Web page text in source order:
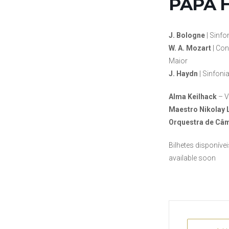
PAPA
J. Bologne |
W. A. Mozart |
Maior
J. Haydn |
Alma Keilhack –
Maestro Nikolay
Orquestra de
Bilhetes
available soon